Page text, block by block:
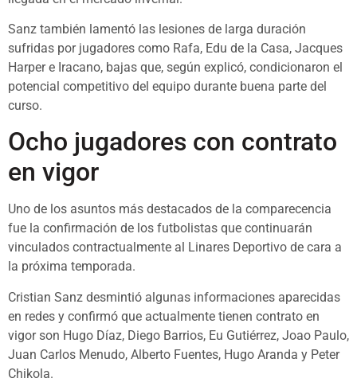
Sanz también lamentó las lesiones de larga duración
sufridas por jugadores como Rafa, Edu de la Casa, Jacques
Harper e Iracano, bajas que, según explicó, condicionaron el
potencial competitivo del equipo durante buena parte del
curso.
Ocho jugadores con contrato
en vigor
Uno de los asuntos más destacados de la comparecencia
fue la confirmación de los futbolistas que continuarán
vinculados contractualmente al Linares Deportivo de cara a
la próxima temporada.
Cristian Sanz desmintió algunas informaciones aparecidas
en redes y confirmó que actualmente tienen contrato en
vigor son Hugo Díaz, Diego Barrios, Eu Gutiérrez, Joao Paulo,
Juan Carlos Menudo, Alberto Fuentes, Hugo Aranda y Peter
Chikola.